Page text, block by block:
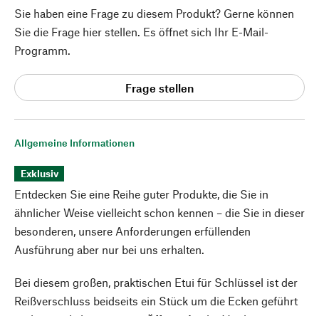
Allgemeine Informationen
Exklusiv
Entdecken Sie eine Reihe guter Produkte, die Sie in
ähnlicher Weise vielleicht schon kennen – die Sie in dieser
besonderen, unsere Anforderungen erfüllenden
Ausführung aber nur bei uns erhalten.
Bei diesem großen, praktischen Etui für Schlüssel ist der
Reißverschluss beidseits ein Stück um die Ecken geführt
Sie haben eine Frage zu diesem Produkt? Gerne können
Sie die Frage hier stellen. Es öffnet sich Ihr E-Mail-
Programm.
Frage stellen